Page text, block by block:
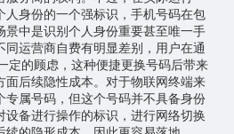
人身份的一个强标识，手机号码在包
景中是识别个人身份重要甚至唯一手
运营商自费有明显差别，用户在通
定的顾虑，这种便捷更换号码后带来
面后续隐性成本。对于物联网终端来
专属号码，但这个号码并不具备身份
设备进行操作的标识，进行网络切换